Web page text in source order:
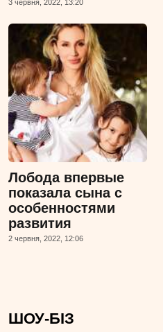
3 червня, 2022, 13:20
Лобода впервые
показала сына с
особенностями
развития
2 червня, 2022, 12:06
ШОУ-БІЗ